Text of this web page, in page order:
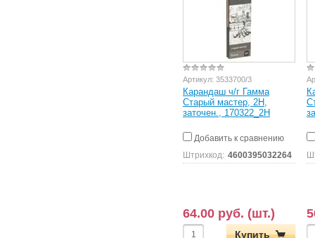
Артикул: 3533700/3
Карандаш ч/г Гамма
Старый мастер, 2H,
заточен., 170322_2H
Добавить к сравнению
Штрихкод: 4600395032264
64.00 руб. (шт.)
Купить